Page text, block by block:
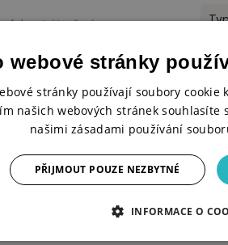
Adventní tvoření.
webové stránky
stránky používají soubory cookie
našich webových stránek souhlasíte
našimi zásadami používání
PŘIJMOUT POUZE NEZBYTNÉ
INFORMACE O